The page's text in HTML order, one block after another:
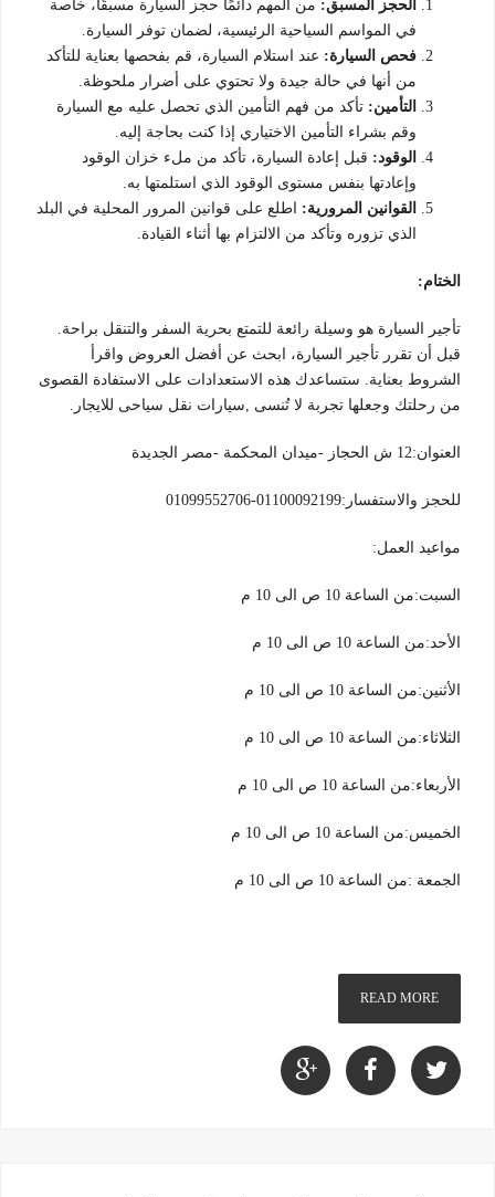
الحجز المسبق: من المهم دائمًا حجز السيارة مسبقًا، خاصة
في المواسم السياحية الرئيسية، لضمان توفر السيارة.
فحص السيارة: عند استلام السيارة، قم بفحصها بعناية للتأكد
من أنها في حالة جيدة ولا تحتوي على أضرار ملحوظة.
التأمين: تأكد من فهم التأمين الذي تحصل عليه مع السيارة
وقم بشراء التأمين الاختياري إذا كنت بحاجة إليه.
الوقود: قبل إعادة السيارة، تأكد من ملء خزان الوقود
وإعادتها بنفس مستوى الوقود الذي استلمتها به.
القوانين المرورية: اطلع على قوانين المرور المحلية في البلد
الذي تزوره وتأكد من الالتزام بها أثناء القيادة.
الختام:
تأجير السيارة هو وسيلة رائعة للتمتع بحرية السفر والتنقل براحة.
قبل أن تقرر تأجير السيارة، ابحث عن أفضل العروض واقرأ
الشروط بعناية. ستساعدك هذه الاستعدادات على الاستفادة القصوى
من رحلتك وجعلها تجربة لا تُنسى ,سيارات نقل سياحى للايجار.
العنوان:12 ش الحجاز -ميدان المحكمة -مصر الجديدة
للحجز والاستفسار:01100092199-01099552706
مواعيد العمل:
السبت:من الساعة 10 ص الى 10 م
الأحد:من الساعة 10 ص الى 10 م
الأثنين:من الساعة 10 ص الى 10 م
الثلاثاء:من الساعة 10 ص الى 10 م
الأربعاء:من الساعة 10 ص الى 10 م
الخميس:من الساعة 10 ص الى 10 م
الجمعة :من الساعة 10 ص الى 10 م
READ MORE